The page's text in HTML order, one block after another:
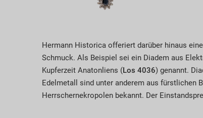
Hermann Historica offeriert darüber hinaus
Schmuck. Als Beispiel sei ein Diadem aus
Kupferzeit Anatonliens (Los 4036) genannt.
Edelmetall sind unter anderem aus fürstlichen
Herrschernekropolen bekannt. Der